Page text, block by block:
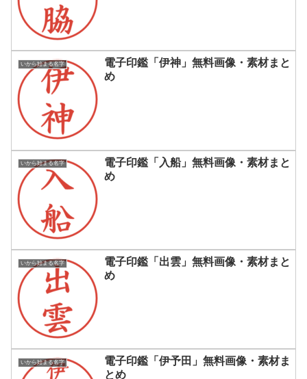
いから始まる名字
電子印鑑「伊神」無料画像・素材まと
め
いから始まる名字
電子印鑑「入船」無料画像・素材まと
め
いから始まる名字
電子印鑑「出雲」無料画像・素材まと
め
いから始まる名字
電子印鑑「伊予田」無料画像・素材ま
とめ